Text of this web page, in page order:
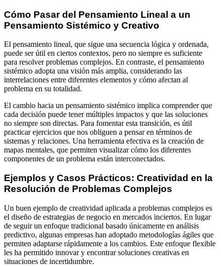
Cómo Pasar del Pensamiento Lineal a un
Pensamiento Sistémico y Creativo
El pensamiento lineal, que sigue una secuencia lógica y ordenada,
puede ser útil en ciertos contextos, pero no siempre es suficiente
para resolver problemas complejos. En contraste, el pensamiento
sistémico adopta una visión más amplia, considerando las
interrelaciones entre diferentes elementos y cómo afectan al
problema en su totalidad.
El cambio hacia un pensamiento sistémico implica comprender que
cada decisión puede tener múltiples impactos y que las soluciones
no siempre son directas. Para fomentar esta transición, es útil
practicar ejercicios que nos obliguen a pensar en términos de
sistemas y relaciones. Una herramienta efectiva es la creación de
mapas mentales, que permiten visualizar cómo los diferentes
componentes de un problema están interconectados.
Ejemplos y Casos Prácticos: Creatividad en la
Resolución de Problemas Complejos
Un buen ejemplo de creatividad aplicada a problemas complejos es
el diseño de estrategias de negocio en mercados inciertos. En lugar
de seguir un enfoque tradicional basado únicamente en análisis
predictivo, algunas empresas han adoptado metodologías ágiles que
permiten adaptarse rápidamente a los cambios. Este enfoque flexible
les ha permitido innovar y encontrar soluciones creativas en
situaciones de incertidumbre.